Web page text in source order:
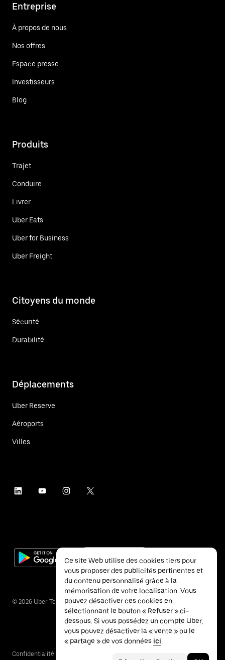
Entreprise
À propos de nous
Nos offres
Espace presse
Investisseurs
Blog
Produits
Trajet
Conduire
Livrer
Uber Eats
Uber for Business
Uber Freight
Citoyens du monde
Sécurité
Durabilité
Déplacements
Uber Reserve
Aéroports
Villes
© 2026 Uber Technologies Inc.
Confidentialité
Ce site Web utilise des cookies tiers pour
vous proposer des publicités pertinentes et
du contenu personnalisé grâce à la
mémorisation de votre localisation. Vous
pouvez désactiver ces cookies en
sélectionnant le bouton « Refuser » ci-
dessous. Si vous possédez un compte Uber,
vous pouvez désactiver la « vente » ou le
« partage » de vos données ici.